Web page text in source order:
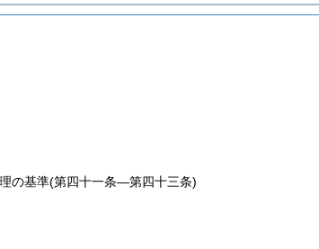
の基準(第四十一条―第四十三条)